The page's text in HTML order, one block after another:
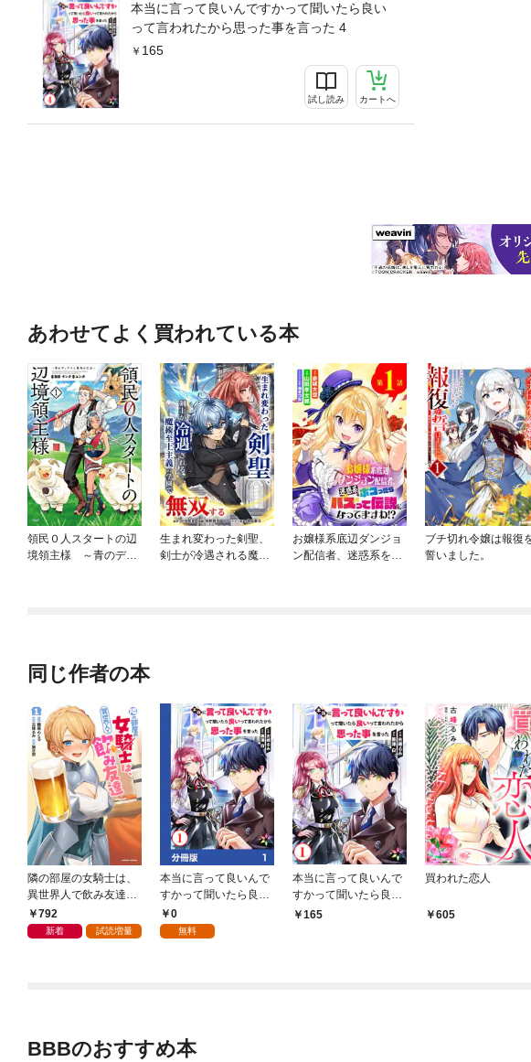
本当に言って良いんですかって聞いたら良い
って言われたから思った事を言った 4
165
試し読み カートへ
あわせてよく買われている本
領民０人スタートの辺
境領主様 ～青のディ
生まれ変わった剣聖、
剣士が冷遇される魔術
お嬢様系底辺ダンジョ
ン配信者、迷惑系をボ
ブチ切れ令嬢は報復
誓いました。
同じ作者の本
隣の部屋の女騎士は、
異世界人で飲み友達
（コミック） 1
792
新着 試読増量
本当に言って良いんで
すかって聞いたら良い
って言われたから思っ
た事を言った【分冊
0
無料
本当に言って良いんで
すかって聞いたら良い
って言われたから思っ
165
買われた恋人
605
BBBのおすすめ本